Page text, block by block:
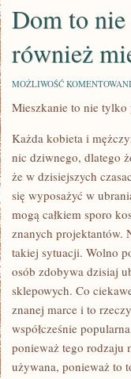
Dom to
również
MOŻLIWOŚĆ
Mieszkanie to nie
Każda kobieta i
nic dziwnego, dlatego
że w dzisiejszych
się wyposażyć w
mogą całkiem sporo
znanych projektantów.
takiej sytuacji. Wolno
osób zdobywa dzisiaj
sklepowych. Co
znanej marce i to
współcześnie
ponieważ tego rodzaju
używana, ponieważ to